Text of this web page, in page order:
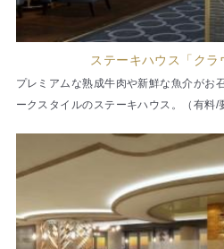
ステーキハウス「クラ
プレミアムな熟成牛肉や新鮮な魚介がお
ークスタイルのステーキハウス。（有料/